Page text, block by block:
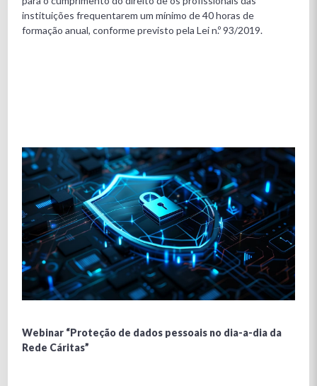
instituições frequentarem um mínimo de 40 horas de
formação anual, conforme previsto pela Lei n.º 93/2019.
Webinar “Proteção de dados pessoais no dia-a-dia da
Rede Cáritas”